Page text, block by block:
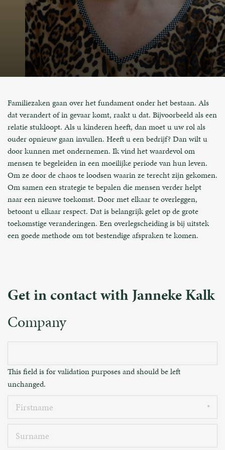
Familiezaken gaan over het fundament onder het bestaan. Als
dat verandert of in gevaar komt, raakt u dat. Bijvoorbeeld als een
relatie stukloopt. Als u kinderen heeft, dan moet u uw rol als
ouder opnieuw gaan invullen. Heeft u een bedrijf? Dan wilt u
door kunnen met ondernemen. Ik vind het waardevol om
mensen te begeleiden in een moeilijke periode van hun leven.
Om ze door de chaos te loodsen waarin ze terecht zijn gekomen.
Om samen een strategie te bepalen die mensen verder helpt
naar een nieuwe toekomst. Door met elkaar te overleggen,
betoont u elkaar respect. Dat is belangrijk gelet op de grote
toekomstige veranderingen. Een overlegscheiding is bij uitstek
een goede methode om tot bestendige afspraken te komen.
Get in contact with Janneke Kalk
Company
This field is for validation purposes and should be left
unchanged.
Firstname
Surname